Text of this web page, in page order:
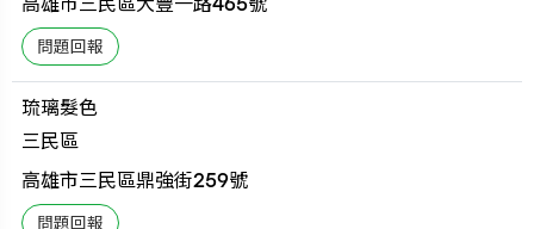
琉璃髮色
三民區
高雄市三民區鼎強街259號